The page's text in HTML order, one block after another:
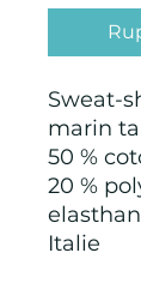
Sweat-
marin
50 %
20 %
Italie